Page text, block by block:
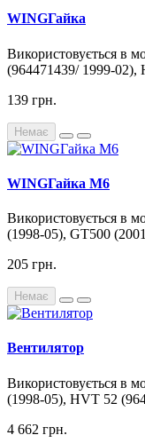
WINGГайка
Використовується в
(964471439/ 1999-
139 грн.
Немає
WINGГайка М6
Використовується в
(1998-05), GT500
205 грн.
Немає
Вентилятор
Використовується в
(1998-05), HVT 52
4 662 грн.